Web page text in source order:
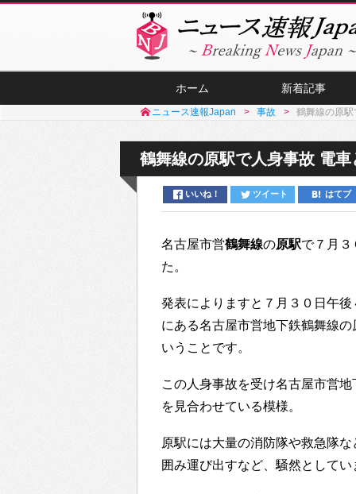
ホーム 新着記事
ニュース速報Japan 事故 鶴舞線の原
鶴舞線の原駅で人身事故 電
いいね！ ツイート はてブ
名古屋市営鶴舞線の原駅で７月３
た。
発表によりますと７月３０日午
にある名古屋市営地下鉄鶴舞線
いうことです。
この人身事故を受け名古屋市営
を見合わせている模様。
原駅には大量の消防隊や救急隊
囲み運び出すなど、騒然としてい